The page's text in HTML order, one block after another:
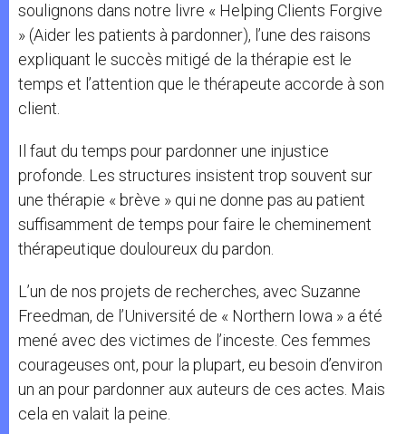
soulignons dans notre livre « Helping Clients Forgive
» (Aider les patients à pardonner), l’une des raisons
expliquant le succès mitigé de la thérapie est le
temps et l’attention que le thérapeute accorde à son
client.
Il faut du temps pour pardonner une injustice
profonde. Les structures insistent trop souvent sur
une thérapie « brève » qui ne donne pas au patient
suffisamment de temps pour faire le cheminement
thérapeutique douloureux du pardon.
L’un de nos projets de recherches, avec Suzanne
Freedman, de l’Université de « Northern Iowa » a été
mené avec des victimes de l’inceste. Ces femmes
courageuses ont, pour la plupart, eu besoin d’environ
un an pour pardonner aux auteurs de ces actes. Mais
cela en valait la peine.